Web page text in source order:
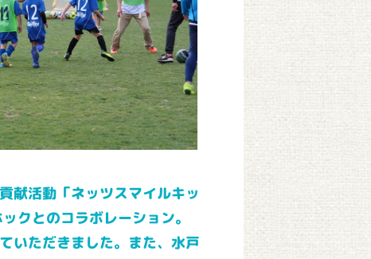
献活動「ネッツスマイルキッ
クとのコラボレーション。
いただきました。また、水戸